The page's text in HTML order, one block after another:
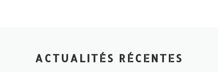
ACTUALITÉS RÉCENTES